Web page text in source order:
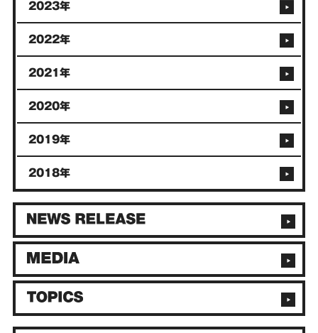
2023年
2022年
2021年
2020年
2019年
2018年